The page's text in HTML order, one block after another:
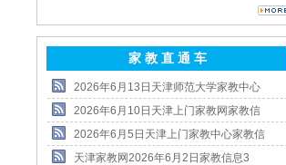
家 教 直 通 车
2026年6月13日天津师范大学家教中心
2026年6月10日天津上门家教网家教信
2026年6月5日天津上门家教中心家教信
天津家教网2026年6月2日家教信息3